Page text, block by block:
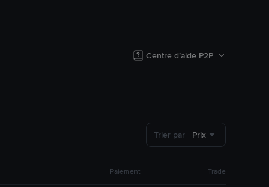
Centre d’aide P2P
Trier par Prix
Paiement Trade